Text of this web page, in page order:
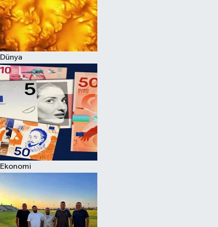
Dünya
Ekonomi